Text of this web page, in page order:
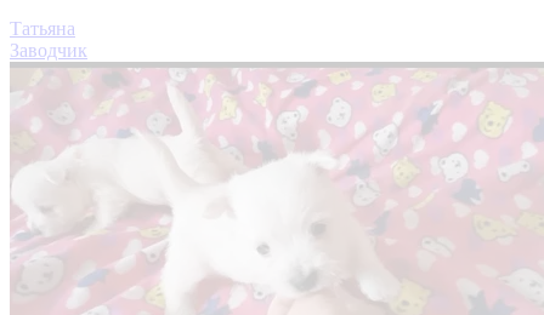
Татьяна
Заводчик